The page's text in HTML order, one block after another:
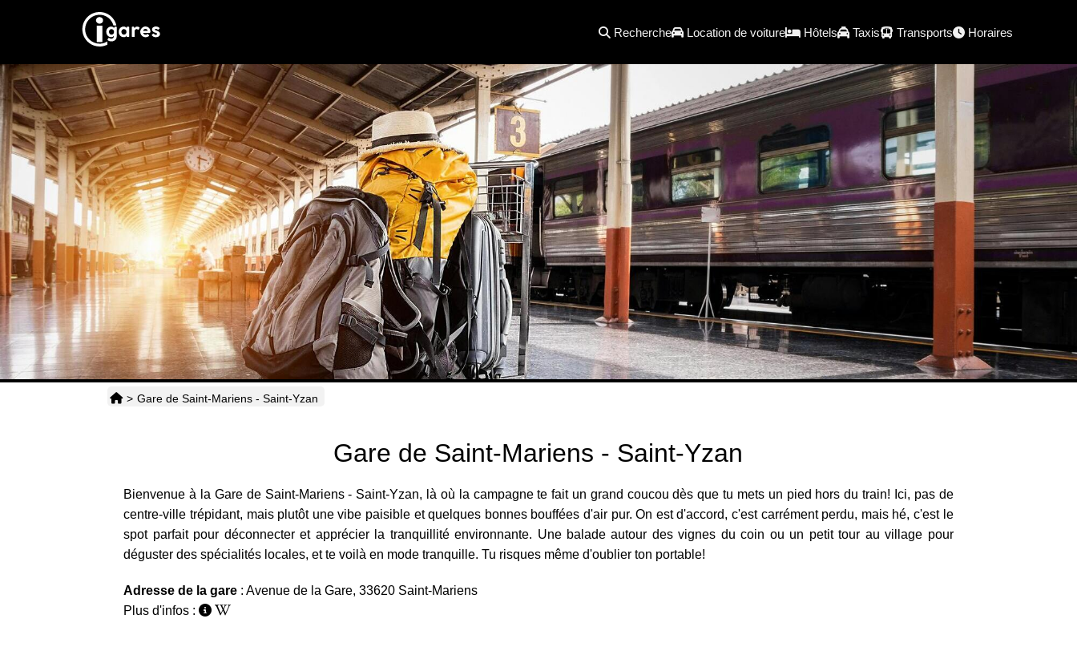
Recherche Location de voiture Hôtels Taxis Transports Horaires
> Gare de Saint-Mariens - Saint-Yzan
Gare de Saint-Mariens - Saint-Yzan
Bienvenue à la Gare de Saint-Mariens - Saint-Yzan, là où la campagne te fait un grand coucou dès que tu mets un pied hors du train! Ici, pas de
centre-ville trépidant, mais plutôt une vibe paisible et quelques bonnes bouffées d'air pur. On est d'accord, c'est carrément perdu, mais hé, c'est le
spot parfait pour déconnecter et apprécier la tranquillité environnante. Une balade autour des vignes du coin ou un petit tour au village pour
déguster des spécialités locales, et te voilà en mode tranquille. Tu risques même d'oublier ton portable!
Adresse de la gare : Avenue de la Gare, 33620 Saint-Mariens
Plus d'infos :